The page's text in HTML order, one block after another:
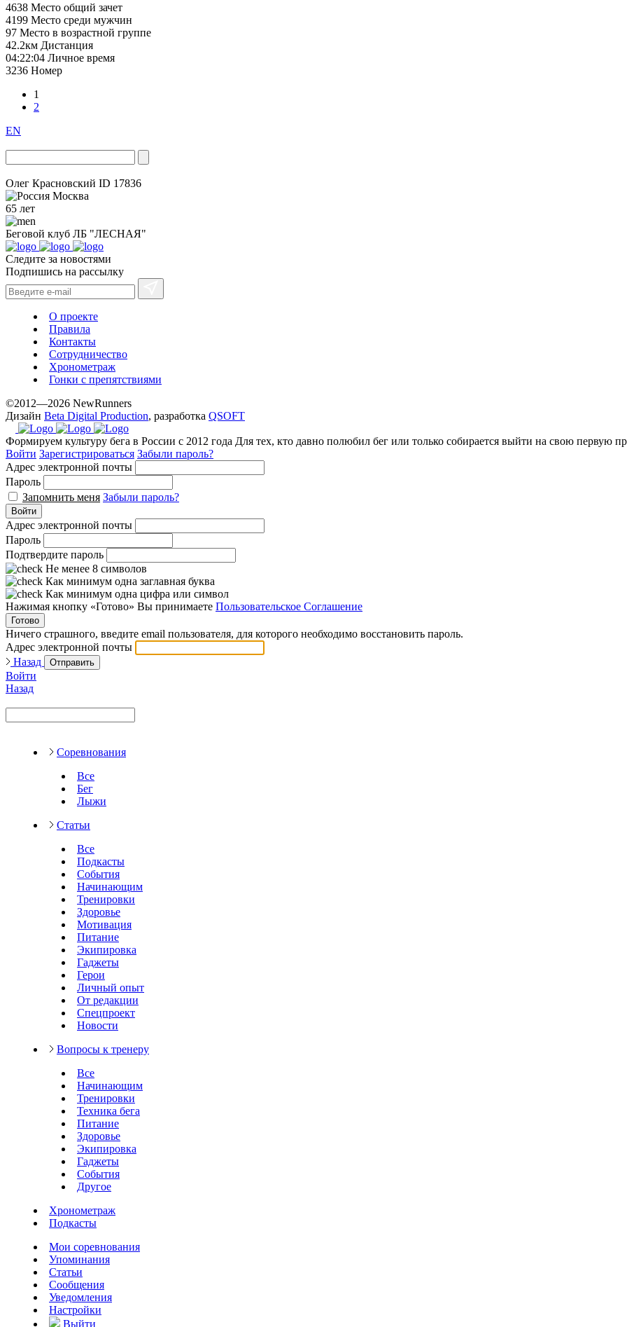
4638 Место общий зачет
4199 Место среди мужчин
97 Место в возрастной группе
42.2км Дистанция
04:22:04 Личное время
3236 Номер
1
2
EN
Олег Красновский ID 17836
Москва
65 лет
Беговой клуб ЛБ "ЛЕСНАЯ"
Следите за новостями
Подпишись на рассылку
О проекте
Правила
Контакты
Сотрудничество
Хронометраж
Гонки с препятствиями
©2012—2026 NewRunners
Дизайн Beta Digital Production, разработка QSOFT
Формируем культуру бега в России с 2012 года Для тех, кто давно полюбил бег или только собирается выйти на свою первую
Войти Зарегистрироваться Забыли пароль?
Адрес электронной почты
Пароль
Запомнить меня Забыли пароль?
Войти
Адрес электронной почты
Пароль
Подтвердите пароль
Не менее 8 символов
Как минимум одна заглавная буква
Как минимум одна цифра или символ
Нажимая кнопку «Готово» Вы принимаете Пользовательское Соглашение
Готово
Ничего страшного, введите email пользователя, для которого необходимо восстановить пароль.
Адрес электронной почты
Назад
Отправить
Войти
Назад
Соревнования
Все
Бег
Лыжи
Статьи
Все
Подкасты
События
Начинающим
Тренировки
Здоровье
Мотивация
Питание
Экипировка
Гаджеты
Герои
Личный опыт
От редакции
Спецпроект
Новости
Вопросы к тренеру
Все
Начинающим
Тренировки
Техника бега
Питание
Здоровье
Экипировка
Гаджеты
События
Другое
Хронометраж
Подкасты
Мои соревнования
Упоминания
Статьи
Сообщения
Уведомления
Настройки
Выйти